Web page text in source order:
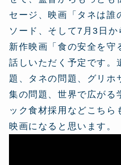
セージ、映画「タネは誰
ソード、そして7月3日か
新作映画「食の安全を守
話しいただく予定です。
題、タネの問題、グリホ
集の問題、世界で広がる
ック食材採用などこちら
映画になると思います。